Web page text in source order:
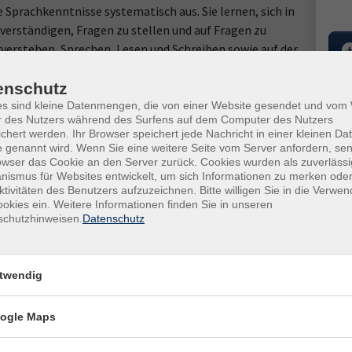
systematisch aus. Sie lernen, sich in
Fragen zu stellen und auf Fragen zu
Sprechen, Lesen und Schreiben sowie auf der
unsicher sind, ob der Kurs zu Ihnen passt, können Sie
Lehrwerk Fairway new A1genutzt.
Ort / Raum
Bad Belzig, KVHS, Puschkinstraße 13, R 10
Bad Belzig, KVHS, Puschkinstraße 13, R 10
Mo.
7x
sind kleine Datenmengen, die von einer Website gesendet und vom
des Nutzers während des Surfens auf dem Computer des Nutzers
werden. Ihr Browser speichert jede Nachricht in einer kleinen
genannt wird. Wenn Sie eine weitere Seite vom Server anfordern,
das Cookie an den Server zurück. Cookies wurden als
für Websites entwickelt, um sich Informationen zu merken
des Benutzers aufzuzeichnen. Bitte willigen Sie in die
ein. Weitere Informationen finden Sie in unseren
Datenschutz
Maps